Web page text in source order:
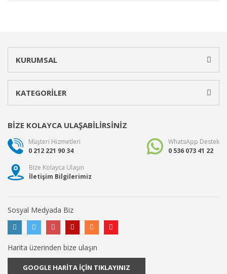
KURUMSAL
KATEGORİLER
BİZE KOLAYCA ULAŞABİLİRSİNİZ
Müşteri Hizmetleri
0 212 221 90 34
WhatsApp Destek
0 536 073 41 22
Bize Kolayca Ulaşın
İletişim Bilgilerimiz
Sosyal Medyada Biz
Harita üzerinden bize ulaşın
GOOGLE HARİTA İÇİN TIKLAYINIZ